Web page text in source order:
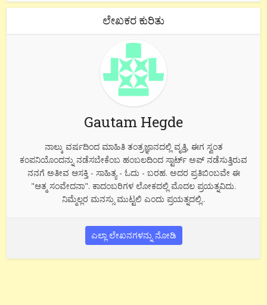
ಲೇಖಕರ ಕುರಿತು
Gautam Hegde
ನಾಲ್ಕು ವರ್ಷದಿಂದ ಮಾಹಿತಿ ತಂತ್ರಜ್ಞಾನದಲ್ಲಿ ವೃತ್ತಿ, ಈಗ ಸ್ವಂತ
ಕಂಪನಿಯೊಂದನ್ನು ನಡೆಸಬೇಕೆಂಬ ಹಂಬಲದಿಂದ ಸ್ಟಾರ್ಟ್ ಅಪ್ ನಡೆಸುತ್ತಿರುವ
ನನಗೆ ಅತೀವ ಆಸಕ್ತಿ - ಸಾಹಿತ್ಯ - ಓದು - ಬರಹ. ಅದರ ಪ್ರತಿಬಿಂಬವೇ ಈ
"ಆತ್ಮ ಸಂವೇದನಾ". ಕಾದಂಬರಿಗಳ ಲೋಕದಲ್ಲಿ ಮೊದಲ ಪ್ರಯತ್ನವಿದು.
ನಿಮ್ಮೆಲ್ಲರ ಮನಸ್ಸು ಮುಟ್ಟಲಿ ಎಂದು ಪ್ರಯತ್ನದಲ್ಲಿ..
ಎಲ್ಲಾ ಲೇಖನಗಳನ್ನು ನೋಡಿ